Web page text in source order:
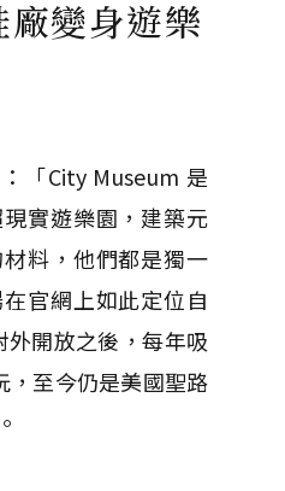
變身遊樂
「City Museum 是
實遊樂園，建築元
料，他們都是獨一
官網上如此定位自
外開放之後，每年吸
，至今仍是美國聖路